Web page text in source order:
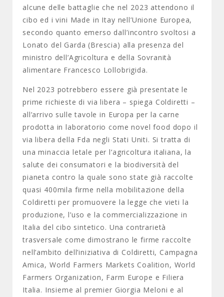
alcune delle battaglie che nel 2023 attendono il
cibo ed i vini Made in Itay nell’Unione Europea,
secondo quanto emerso dall’incontro svoltosi a
Lonato del Garda (Brescia) alla presenza del
ministro dell’Agricoltura e della Sovranità
alimentare Francesco Lollobrigida.
Nel 2023 potrebbero essere già presentate le
prime richieste di via libera – spiega Coldiretti –
all’arrivo sulle tavole in Europa per la carne
prodotta in laboratorio come novel food dopo il
via libera della Fda negli Stati Uniti. Si tratta di
una minaccia letale per l’agricoltura italiana, la
salute dei consumatori e la biodiversità del
pianeta contro la quale sono state già raccolte
quasi 400mila firme nella mobilitazione della
Coldiretti per promuovere la legge che vieti la
produzione, l’uso e la commercializzazione in
Italia del cibo sintetico. Una contrarietà
trasversale come dimostrano le firme raccolte
nell’ambito dell’iniziativa di Coldiretti, Campagna
Amica, World Farmers Markets Coalition, World
Farmers Organization, Farm Europe e Filiera
Italia. Insieme al premier Giorgia Meloni e al